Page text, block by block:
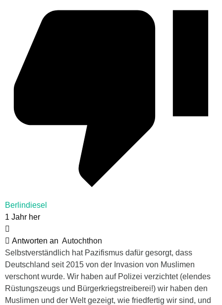
Berlindiesel
1 Jahr her
Antworten an Autochthon
Selbstverständlich hat Pazifismus dafür gesorgt, dass
Deutschland seit 2015 von der Invasion von Muslimen
verschont wurde. Wir haben auf Polizei verzichtet (elendes
Rüstungszeugs und Bürgerkriegstreiberei!) wir haben den
Muslimen und der Welt gezeigt, wie friedfertig wir sind, und